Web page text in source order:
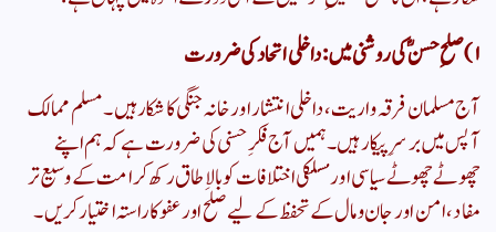
​۱) صلحِ حسنؓ کی روشنی میں: داخلی اتحاد
کی ضرورت
​آج مسلمان فرقہ واریت، داخلی انتشار اور خانہ جنگی کا شکار ہیں۔ مسلم ممالک
آپس میں برسرِ پیکار ہیں۔ ہمیں آج فکرِ حسنی کی ضرورت ہے کہ ہم اپنے
چھوٹے چھوٹے سیاسی اور مسلکی اختلافات کو بالاِ طاق رکھ کر امت کے وسیع تر
مفاد، امن اور جان و مال کے تحفظ کے لیے صلح اور عفو کاراستہ اختیار کریں۔